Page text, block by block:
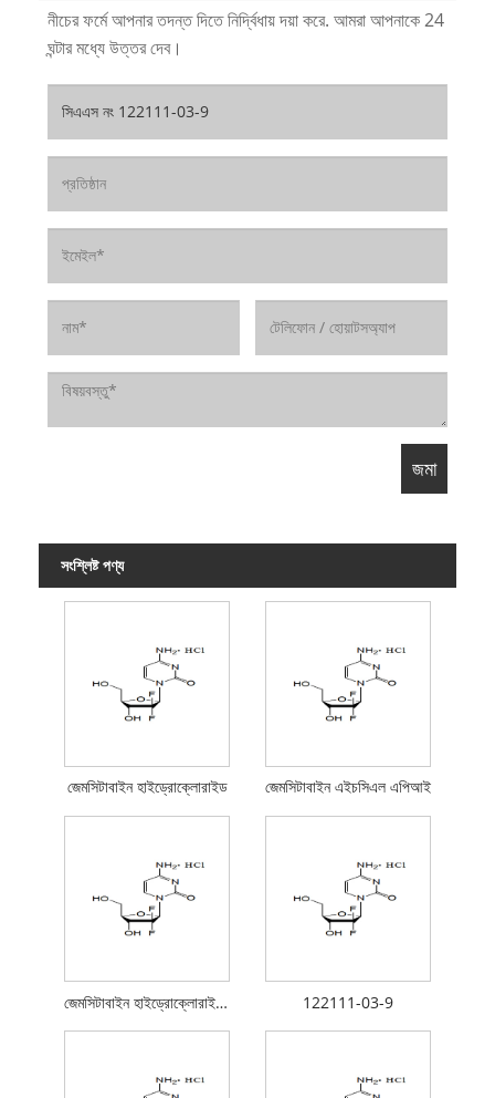
নীচের ফর্মে আপনার তদন্ত দিতে নির্দ্বিধায় দয়া করে. আমরা আপনাকে 24
ঘন্টার মধ্যে উত্তর দেব।
সংশ্লিষ্ট পণ্য
জেমসিটাবাইন হাইড্রোক্লোরাইড জেমসিটাবাইন এইচসিএল এপিআই
জেমসিটাবাইন হাইড্রোক্লোরাইড API 122111-03-9